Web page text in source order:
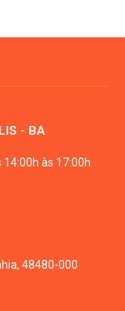
- BA
às 17:00h
48480-000